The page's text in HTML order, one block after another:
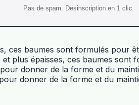
Pas de spam. Desinscription en 1 clic.
ces baumes sont formulés pour
plus épaisses, ces baumes
donner de la forme et du
donner de la forme et du